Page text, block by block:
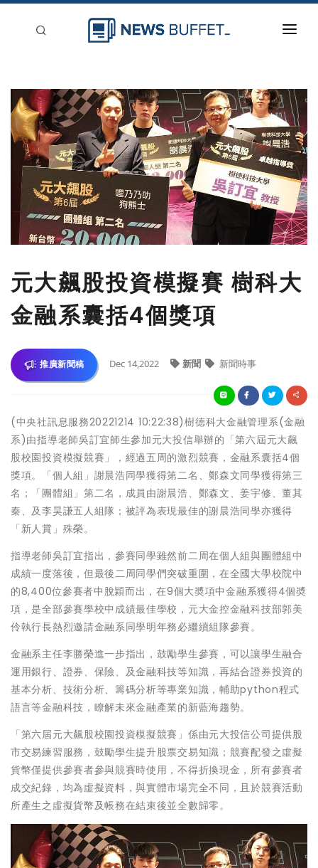
新聞稿分類
登入
刊登
元大飆股投資模擬賽 樹科大
金融系囊括4個獎項
推廣新聞稿 Dec 14,2022 新聞 新聞時事
(中央社訊息服務20221214 10:22:38)樹德科大金融管理系(金融
系)由指導老師吳訂宜師生參加元大投信舉辦的「第六屆元大飆
股校園投資模擬競賽」，經過五周的激烈競賽，金融系囊括4個
獎項。「個人組」謝晨浩同學獲得第二名、鄭森文同學獲得第三
名；「團體組」第二名，成員由謝晨浩、鄭森文、姜宇修、董其
秦、及李昊謙五人組隊；被評為表現最佳的謝晨浩同學亦獲得
「新人賞」殊榮。
指導老師吳訂宜指出，參賽同學雖然前二周在個人組與團體組中
成績一度落後，但最後二周同學們突破重圍，在全國大學校院中
的8,400位參賽者中脫穎而出，在9個大奬項中金融系獲得4個奬
項，是全部參賽學校中成績最佳學校，元大金控金融科技部郭美
伶執行長熱烈邀請金融系同學明年務必繼續組隊參賽。
金融系主任李勝榮進一步指出，鼓勵學生參賽，可以讓學生融合
運用銀行、證券、保險、及金融科技等知識，再結合證券投資的
基本分析、技術分析、籌碼分析等專業知識，輔助python程式
語言等金融科技，瞭解未來金融產業的新藍海趨勢。
「第六屆元大飆股校園投資模擬競賽」係由元大投信公司提供股
市交易練習服務，鼓勵學生提升股票交易知識；競賽配發之虛擬
貨幣僅提供參賽者參與競賽時使用，不得折換現金，所有參賽者
成交紀錄，均為虛擬資料，與實體市場完全不同，且於競賽活動
所產生之虛擬貨幣及帳務在結束後並全數歸零。